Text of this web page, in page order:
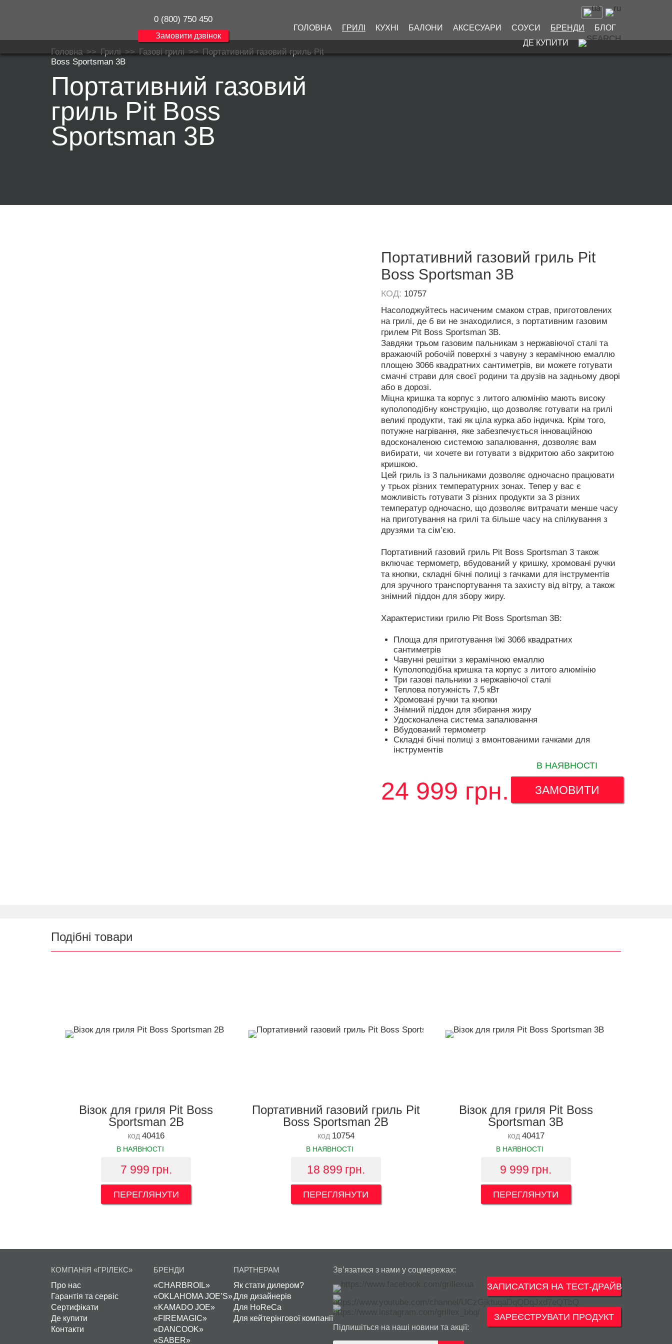
0 (800) 750 450
Замовити дзвінок
ГОЛОВНА ГРИЛІ КУХНІ БАЛОНИ АКСЕСУАРИ СОУСИ БРЕНДИ
БЛОГ
ДЕ КУПИТИ
Головна>>Грилі>>Газові грилі>>Портативний газовий гриль Pit
Boss Sportsman 3B
Портативний газовий
гриль Pit Boss
Sportsman 3B
Портативний газовий гриль Pit
Boss Sportsman 3B
КОД: 10757
Насолоджуйтесь насиченим смаком страв, приготовлених
на грилі, де б ви не знаходилися, з портативним газовим
грилем Pit Boss Sportsman 3B.
Завдяки трьом газовим пальникам з нержавіючої сталі та
вражаючій робочій поверхні з чавуну з керамічною емаллю
площею 3066 квадратних сантиметрів, ви можете готувати
смачні страви для своєї родини та друзів на задньому дворі
або в дорозі.
Міцна кришка та корпус з литого алюмінію мають високу
куполоподібну конструкцію, що дозволяє готувати на грилі
великі продукти, такі як ціла курка або індичка. Крім того,
потужне нагрівання, яке забезпечується інноваційною
вдосконаленою системою запалювання, дозволяє вам
вибирати, чи хочете ви готувати з відкритою або закритою
кришкою.
Цей гриль із 3 пальниками дозволяє одночасно працювати
у трьох різних температурних зонах. Тепер у вас є
можливість готувати 3 різних продукти за 3 різних
температур одночасно, що дозволяє витрачати менше часу
на приготування на грилі та більше часу на спілкування з
друзями та сім’єю.
Портативний газовий гриль Pit Boss Sportsman 3 також
включає термометр, вбудований у кришку, хромовані ручки
та кнопки, складні бічні полиці з гачками для інструментів
для зручного транспортування та захисту від вітру, а також
знімний піддон для збору жиру.
Характеристики грилю Pit Boss Sportsman 3B:
Площа для приготування їжі 3066 квадратних
сантиметрів
Чавунні решітки з керамічною емаллю
Куполоподібна кришка та корпус з литого алюмінію
Три газові пальники з нержавіючої сталі
Теплова потужність 7,5 кВт
Хромовані ручки та кнопки
Знімний піддон для збирання жиру
Удосконалена система запалювання
Вбудований термометр
Складні бічні полиці з вмонтованими гачками для
інструментів
В НАЯВНОСТІ
24 999 грн. ЗАМОВИТИ
Подібні товари
Візок для гриля Pit Boss
Sportsman 2B
код40416
В НАЯВНОСТІ
7 999 грн.
ПЕРЕГЛЯНУТИ
Портативний газовий гриль Pit
Boss Sportsman 2B
код 10754
В НАЯВНОСТІ
18 899 грн.
ПЕРЕГЛЯНУТИ
Візок для гриля Pit Boss
Sportsman 3B
код 40417
В НАЯВНОСТІ
9 999 грн.
ПЕРЕГЛЯНУТИ
КОМПАНІЯ «ГРІЛЕКС»
Про нас
Гарантія та сервіс
Сертифікати
Де купити
Контакти
БРЕНДИ
«CHARBROIL»
«OKLAHOMA JOE’S»
«KAMADO JOE»
«FIREMAGIC»
«DANCOOK»
«SABER»
ПАРТНЕРАМ
Як стати дилером?
Для дизайнерів
Для HoReCa
Для кейтерінгової компанії
Зв’язатися з нами у соцмережах:
Підпишіться на наші новини та акції:
ЗАПИСАТИСЯ НА ТЕСТ-ДРАЙВ
ЗАРЕЄСТРУВАТИ ПРОДУКТ